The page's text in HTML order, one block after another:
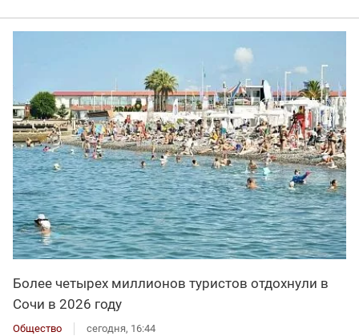
Более четырех миллионов туристов отдохнули в
Сочи в 2026 году
Общество сегодня, 16:44